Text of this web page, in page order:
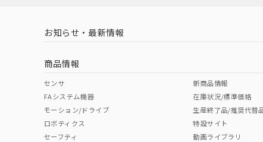
中国 RoHS 注意事項・凡例
中国 RoHS表
Pb Hg
お知らせ・最新情報
商品情報
センサ
FAシステム機器
モーション/ドライブ
ロボティクス
セーフティ
新商品情報
在庫状況/標準価格
生産終了品/推奨代替
特設サイト
動画ライブラリ